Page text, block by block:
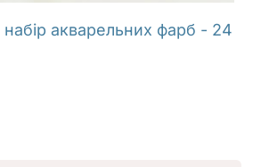
набір акварельних фарб - 24